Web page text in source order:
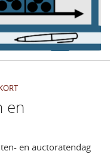
en
en auctoratendag